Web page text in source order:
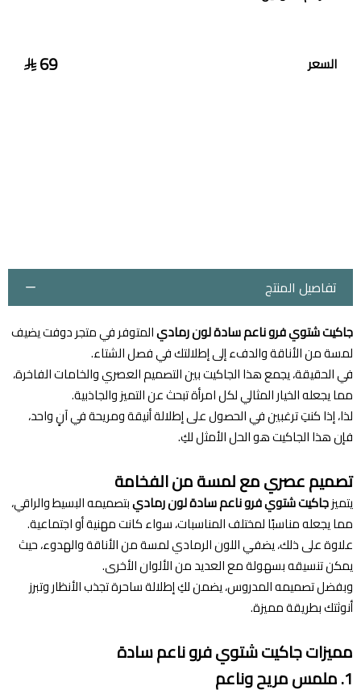
السعر 69
تفاصيل المنتج
جاكيت شتوي فرو ناعم سادة لون رماديالمتوفر في متجر دوفت يضيف
لمسة من الأناقة والدفء إلى إطلالتك في فصل الشتاء.
في الحقيقة، يجمع هذا الجاكيت بين التصميم العصري والخامات الفاخرة،
مما يجعله الخيار المثالي لكل امرأة تبحث عن التميز والجاذبية.
لذا، إذا كنتِ ترغبين في الحصول على إطلالة أنيقة ومريحة في آنٍ واحد،
فإن هذا الجاكيت هو الحل الأمثل لكِ.
تصميم عصري مع لمسة من الفخامة
يتميزجاكيت شتوي فرو ناعم سادة لون رماديبتصميمه البسيط والراقي،
مما يجعله مناسبًا لمختلف المناسبات، سواء كانت مهنية أو اجتماعية.
علاوة على ذلك، يضفي اللون الرمادي لمسة من الأناقة والهدوء، حيث
يمكن تنسيقه بسهولة مع العديد من الألوان الأخرى.
وبفضل تصميمه المدروس، يضمن لكِ إطلالة ساحرة تجذب الأنظار وتبرز
أنوثتك بطريقة مميزة.
مميزات جاكيت شتوي فرو ناعم سادة
1. ملمس مريح وناعم